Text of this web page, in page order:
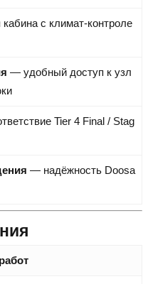
с климат-контроле
— удобный доступ к узл
Tier 4 Final / Stag
— надёжность Doosa